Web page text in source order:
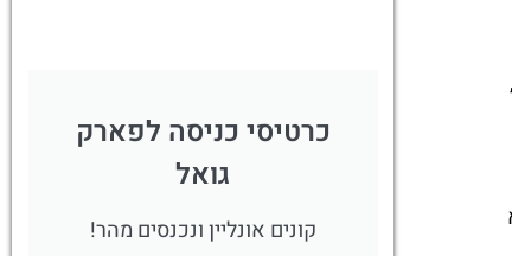
כרטיסי כניסה לפארק
גואל
קונים אונליין ונכנסים מהר!